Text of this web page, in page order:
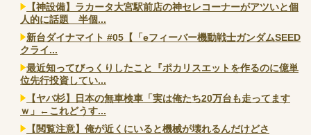
【神設備】ラカータ大宮駅前店の神セレコーナーがアツいと個
人的に話題 半個...
新台ダイナマイト #05【「eフィーバー機動戦士ガンダムSEED
クライ...
最近知ってびっくりしたこと『ポカリスエットを作るのに億単
位先行投資してい...
【ヤバ杉】日本の無車検車「実は俺たち20万台も走ってます
ｗ」←これどうす...
【閲覧注意】俺が近くにいると機械が壊れるんだけどさ